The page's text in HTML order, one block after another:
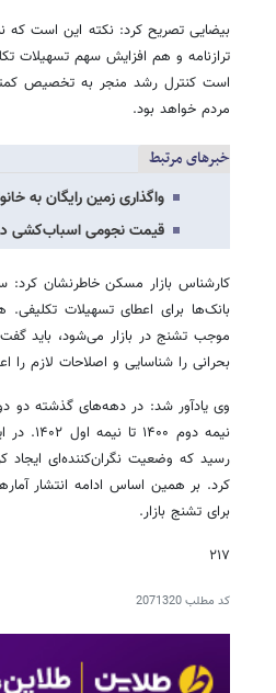
بیضایی تصریح کرد: نکته این است که
ترازنامه و هم افزایش سهم تسهیلات
است کنترل رشد منجر به تخصیص
مردم خواهد بود.
خبرهای مرتبط
واگذاری زمین رایگان به خانوارهای دارای ۳ فرزند
قیمت نجومی اسباب‌کشی
کارشناس بازار مسکن خاطرنشان کرد:
بانک‌ها برای اعطای تسهیلات
موجب تشنج در بازار می‌شود، باید
بحرانی را شناسایی و اصلاحات لازم را
رسید که وضعیت نگران‌کننده‌ای ایجاد
کرد. بر همین اساس ادامه انتشار
برای تشنج بازار.
۲۱۷
کد مطلب2071320